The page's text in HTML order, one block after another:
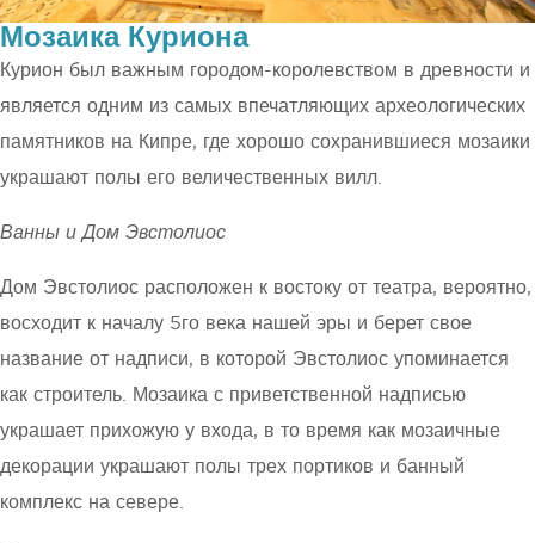
Мозаика Куриона
Курион был важным городом-королевством в древности и
является одним из самых впечатляющих археологических
памятников на Кипре, где хорошо сохранившиеся мозаики
украшают полы его величественных вилл.
Ванны и Дом Эвстолиос
Дом Эвстолиос расположен к востоку от театра, вероятно,
восходит к началу 5го века нашей эры и берет свое
название от надписи, в которой Эвстолиос упоминается
как строитель. Мозаика с приветственной надписью
украшает прихожую у входа, в то время как мозаичные
декорации украшают полы трех портиков и банный
комплекс на севере.